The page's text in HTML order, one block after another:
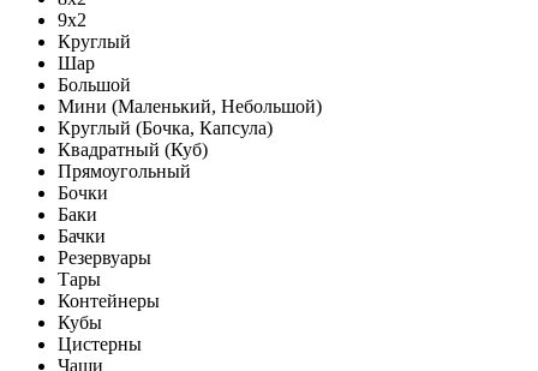
9х2
Круглый
Шар
Большой
Мини (Маленький, Небольшой)
Круглый (Бочка, Капсула)
Квадратный (Куб)
Прямоугольный
Бочки
Баки
Бачки
Резервуары
Тары
Контейнеры
Кубы
Цистерны
Чаши